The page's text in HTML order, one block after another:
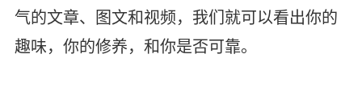
气的文章、图文和视频，我们就可以看出你的
趣味，你的修养，和你是否可靠。